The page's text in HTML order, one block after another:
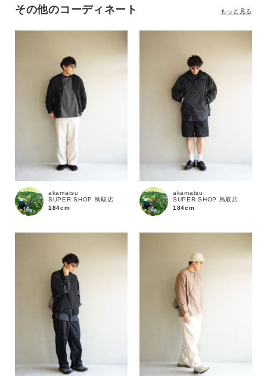
商品タイプ
通常商品 予約商品
在庫あり 在庫なし含む
その他のコーディネート
akamatsu
SUPER SHOP 鳥取店
184cm
akamatsu
SUPER SHOP 鳥取店
184cm
もっと見る